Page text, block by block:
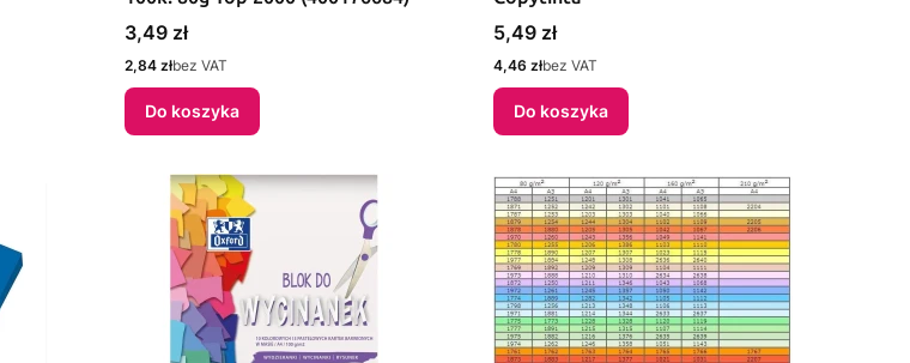
Cena
3,49 zł
Cena
2,84 złbez VAT
Do koszyka
Cena
5,49 zł
Cena
4,46 złbez VAT
Do koszyka